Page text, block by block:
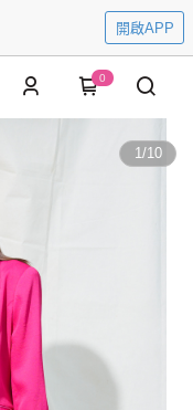
開啟APP
0
1/10